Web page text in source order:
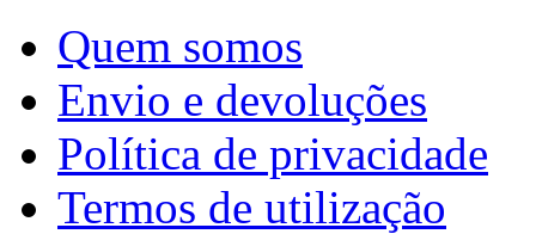
Quem somos
Envio e devoluções
Política de privacidade
Termos de utilização